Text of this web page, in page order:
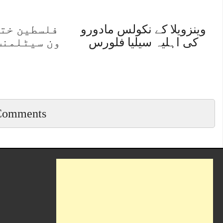
وینزویلا کے نکولس مادورو
کی اہلیہ سیلیا فلورس
فلسطین
ون